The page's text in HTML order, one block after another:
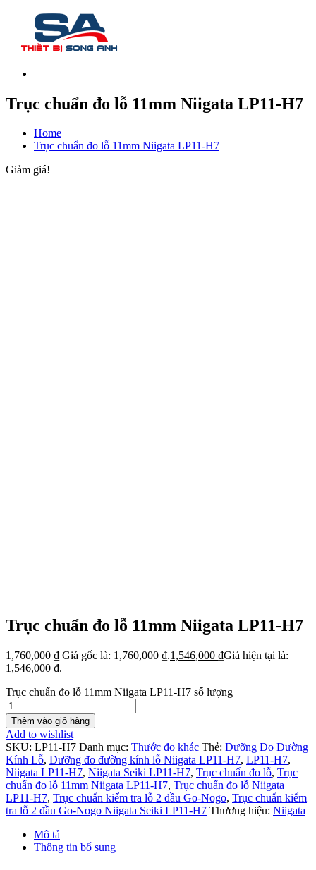
Trục chuẩn đo lỗ 11mm Niigata LP11-H7
Home
Trục chuẩn đo lỗ 11mm Niigata LP11-H7
Giảm giá!
Trục chuẩn đo lỗ 11mm Niigata LP11-H7
1,760,000₫ Giá gốc là: 1,760,000 ₫.1,546,000 ₫Giá hiện tại là:
1,546,000 ₫.
Trục chuẩn đo lỗ 11mm Niigata LP11-H7 số lượng
Thêm vào giỏ hàng
Add to wishlist
SKU: LP11-H7 Danh mục: Thước đo khác Thẻ: Dưỡng Đo Đường
Kính Lỗ, Dưỡng đo đường kính lỗ Niigata LP11-H7, LP11-H7,
Niigata LP11-H7, Niigata Seiki LP11-H7, Trục chuẩn đo lỗ, Trục
chuẩn đo lỗ 11mm Niigata LP11-H7, Trục chuẩn đo lỗ Niigata
LP11-H7, Trục chuẩn kiểm tra lỗ 2 đầu Go-Nogo, Trục chuẩn kiểm
tra lỗ 2 đầu Go-Nogo Niigata Seiki LP11-H7 Thương hiệu: Niigata
Mô tả
Thông tin bổ sung